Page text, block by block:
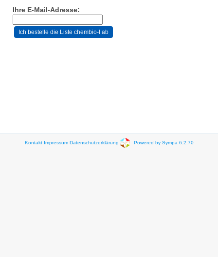
Ihre E-Mail-Adresse:
Kontakt Impressum Datenschutzerklärung Powered by Sympa 6.2.70